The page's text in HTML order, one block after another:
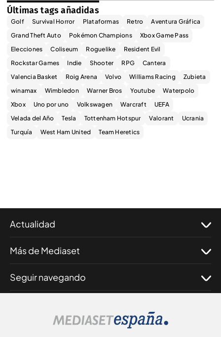
Últimas tags añadidas
Golf Survival Horror Plataformas Retro
Aventura Gráfica
Grand Theft Auto
Pokémon Champions
Xbox Game Pass
Elecciones
Coliseum Roguelike
Resident Evil
Rockstar Games
Indie Shooter RPG
Cantera
Valencia Basket
Roig Arena Volvo Williams Racing
Zubieta
winamax
Wimbledon Warner Bros Youtube
Waterpolo
Xbox
Uno por uno Volkswagen Warcraft
UEFA
Velada del Año
Tesla Tottenham Hotspur Valorant
Ucrania
Turquía
West Ham United Team Heretics
Actualidad
Más de Mediaset
Seguir navegando